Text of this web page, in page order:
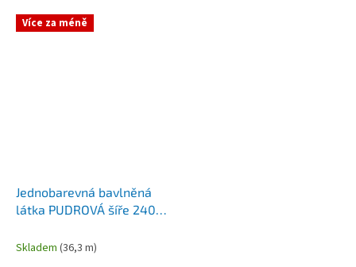
Více za méně
Jednobarevná bavlněná
látka PUDROVÁ šíře 240
Skladem (36,3 m)